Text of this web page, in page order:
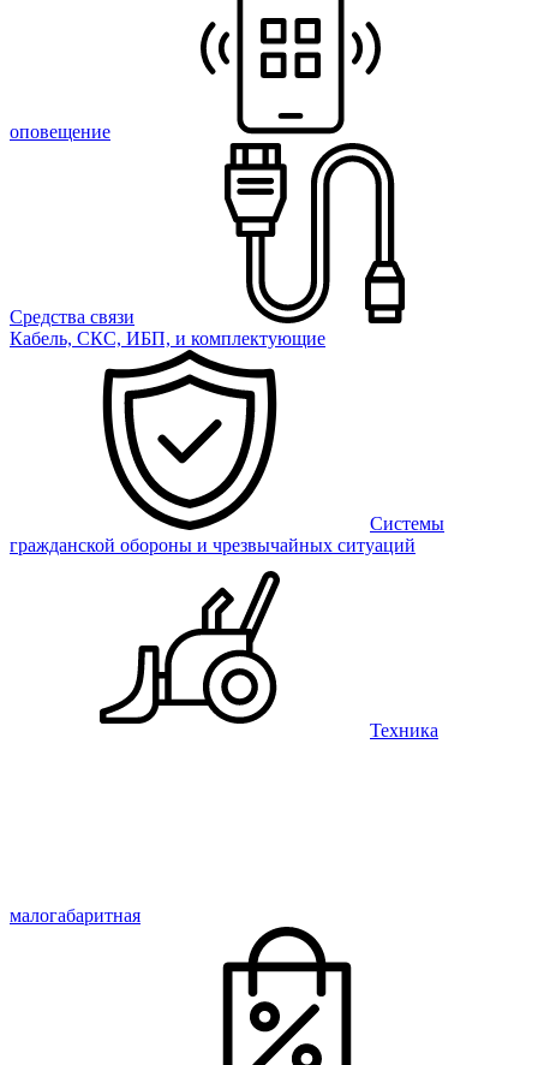
оповещение
Средства связи
Кабель, СКС, ИБП, и комплектующие
Системы
гражданской обороны и чрезвычайных ситуаций
Техника
малогабаритная